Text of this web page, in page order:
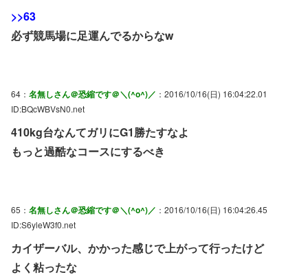
>>63
必ず競馬場に足運んでるからなw
64： 名無しさん＠恐縮です＠＼(^o^)／ ：2016/10/16(日) 16:04:22.01
ID:BQcWBVsN0.net
410kg台なんてガリにG1勝たすなよ
もっと過酷なコースにするべき
65： 名無しさん＠恐縮です＠＼(^o^)／ ：2016/10/16(日) 16:04:26.45
ID:S6yleW3f0.net
カイザーバル、かかった感じで上がって行ったけど
よく粘ったな